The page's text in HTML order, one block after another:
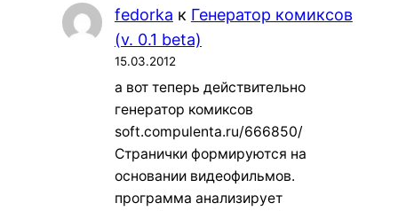
fedorka к Генератор комиксов
(v. 0.1 beta)
15.03.2012
а вот теперь действительно
генератор комиксов
soft.compulenta.ru/666850/
Странички формируются на
основании видеофильмов.
программа анализирует